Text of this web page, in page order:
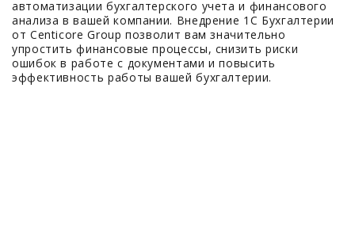
автоматизации бухгалтерского учета и финансового
анализа в вашей компании. Внедрение 1С Бухгалтерии
от Centicore Group позволит вам значительно
упростить финансовые процессы, снизить риски
ошибок в работе с документами и повысить
эффективность работы вашей бухгалтерии.